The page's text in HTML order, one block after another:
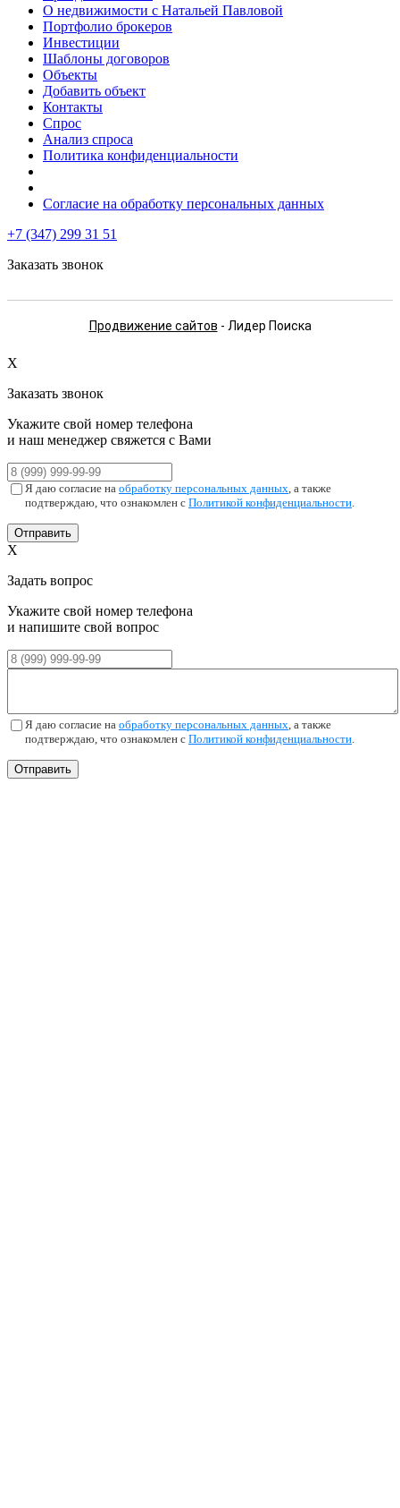
О недвижимости с Натальей Павловой
Портфолио брокеров
Инвестиции
Шаблоны договоров
Объекты
Добавить объект
Контакты
Спрос
Анализ спроса
Политика конфиденциальности
Согласие на обработку персональных данных
+7 (347) 299 31 51
Заказать звонок
Продвижение сайтов - Лидер Поиска
X
Заказать звонок
Укажите свой номер телефона
и наш менеджер свяжется с Вами
Я даю согласие на обработку персональных данных , а также
подтверждаю, что ознакомлен с Политикой конфиденциальности
Отправить
X
Задать вопрос
Укажите свой номер телефона
и напишите свой вопрос
Я даю согласие на обработку персональных данных , а также
подтверждаю, что ознакомлен с Политикой конфиденциальности
Отправить